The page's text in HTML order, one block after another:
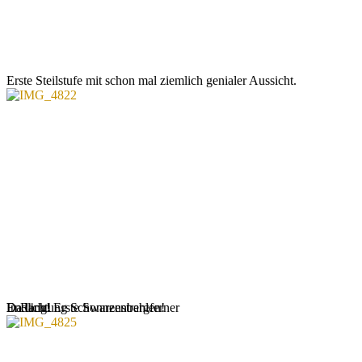
Erste Steilstufe mit schon mal ziemlich genialer Aussicht.
In Richtung Schwarzenbergferner
Endlich! Erste Sonnenstrahlen!
Da lang!